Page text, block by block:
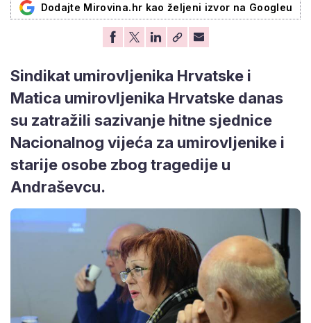
Dodajte Mirovina.hr kao željeni izvor na Googleu
Sindikat umirovljenika Hrvatske i
Matica umirovljenika Hrvatske danas
su zatražili sazivanje hitne sjednice
Nacionalnog vijeća za umirovljenike i
starije osobe zbog tragedije u
Andraševcu.